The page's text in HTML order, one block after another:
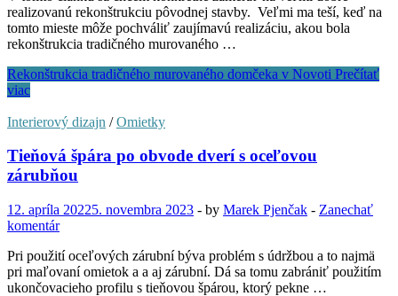
realizovanú rekonštrukciu pôvodnej stavby. Veľmi ma teší, keď na
tomto mieste môže pochváliť zaujímavú realizáciu, akou bola
rekonštrukcia tradičného murovaného …
Rekonštrukcia tradičného murovaného domčeka v Novoti Prečítať
viac
Interierový dizajn /Omietky
Tieňová špára po obvode dverí s oceľovou
zárubňou
12. apríla 20225. novembra 2023 - by Marek Pjenčak - Zanechať
komentár
Pri použití oceľových zárubní býva problém s údržbou a to najmä
pri maľovaní omietok a a aj zárubní. Dá sa tomu zabrániť použitím
ukončovacieho profilu s tieňovou špárou, ktorý pekne …